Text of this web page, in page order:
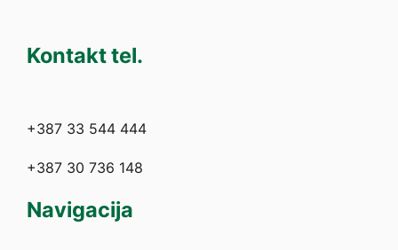
Kontakt tel.
+387 33 544 444
+387 30 736 148
Navigacija